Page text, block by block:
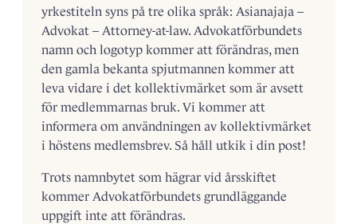
yrkestiteln syns på tre olika språk: Asian­ajaja –
Advokat – Attorney-at-law. Advokatförbundets
namn och logotyp kommer att förändras, men
den gamla bekanta spjutmannen kommer att
leva vidare i det kollektivmärket som är avsett
för medlemmarnas bruk. Vi kommer att
informera om användningen av kollektivmärket
i höstens medlemsbrev. Så håll utkik i din post!
Trots namnbytet som hägrar vid årsskiftet
kommer Advokatförbundets grundläggande
uppgift inte att förändras.